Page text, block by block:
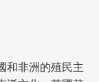
和非洲的殖民主